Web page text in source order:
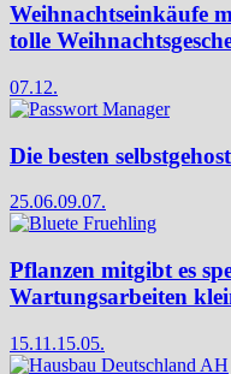
Weihnachtseinkäufe
tolle
07.12.
Die besten
25.06.09.07.
Pflanzen mitgibt es
Wartungsarbeiten
15.11.15.05.